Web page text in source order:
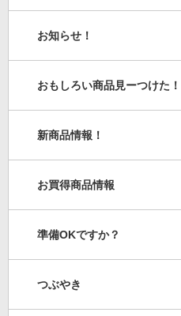
お知らせ！
おもしろい商品見ーつけた！
新商品情報！
お買得商品情報
準備OKですか？
つぶやき